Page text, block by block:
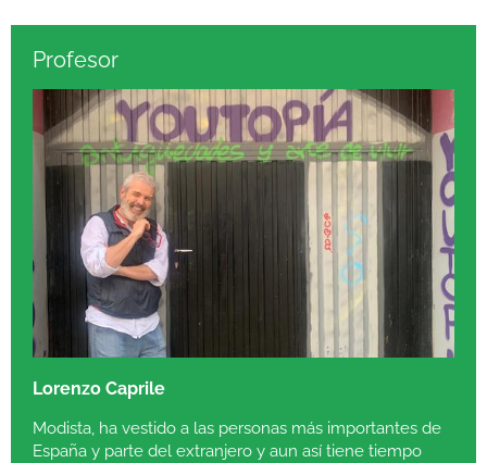
Profesor
Lorenzo Caprile
Modista, ha vestido a las personas más importantes de
España y parte del extranjero y aun así tiene tiempo